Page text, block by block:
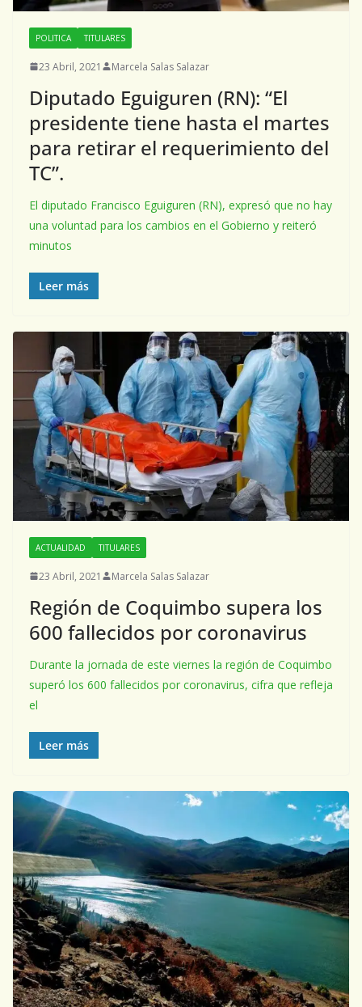
POLITICA TITULARES
23 Abril, 2021 Marcela Salas Salazar
Diputado Eguiguren (RN): “El
presidente tiene hasta el martes
para retirar el requerimiento del
TC”.
El diputado Francisco Eguiguren (RN), expresó que no hay
una voluntad para los cambios en el Gobierno y reiteró
minutos
Leer más
ACTUALIDAD TITULARES
23 Abril, 2021 Marcela Salas Salazar
Región de Coquimbo supera los
600 fallecidos por coronavirus
Durante la jornada de este viernes la región de Coquimbo
superó los 600 fallecidos por coronavirus, cifra que refleja
el
Leer más